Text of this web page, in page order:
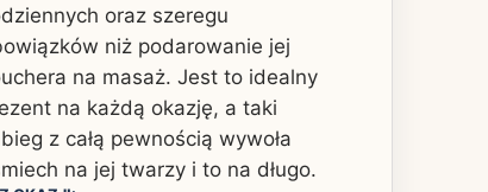
oraz szeregu
niż podarowanie jej
na masaż. Jest to idealny
na każdą okazję, a taki
z całą pewnością wywoła
na jej twarzy i to na długo.